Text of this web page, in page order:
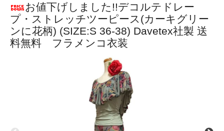
お値下げしました!!デコルテドレー
プ・ストレッチツーピース(カーキグリー
ンに花柄) (SIZE:S 36-38) Davetex社製 送
料無料 フラメンコ衣装